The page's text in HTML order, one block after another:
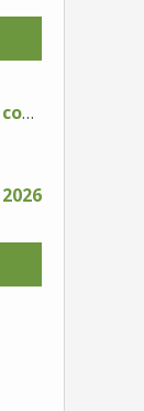
Un WE Semi de Rochefort pour nos coureurs